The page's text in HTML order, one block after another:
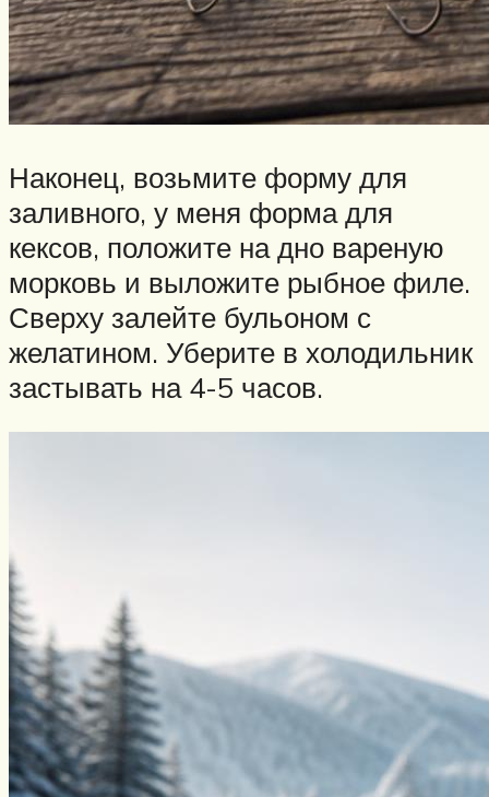
Наконец, возьмите форму для
заливного, у меня форма для
кексов, положите на дно вареную
морковь и выложите рыбное филе.
Сверху залейте бульоном с
желатином. Уберите в холодильник
застывать на 4-5 часов.